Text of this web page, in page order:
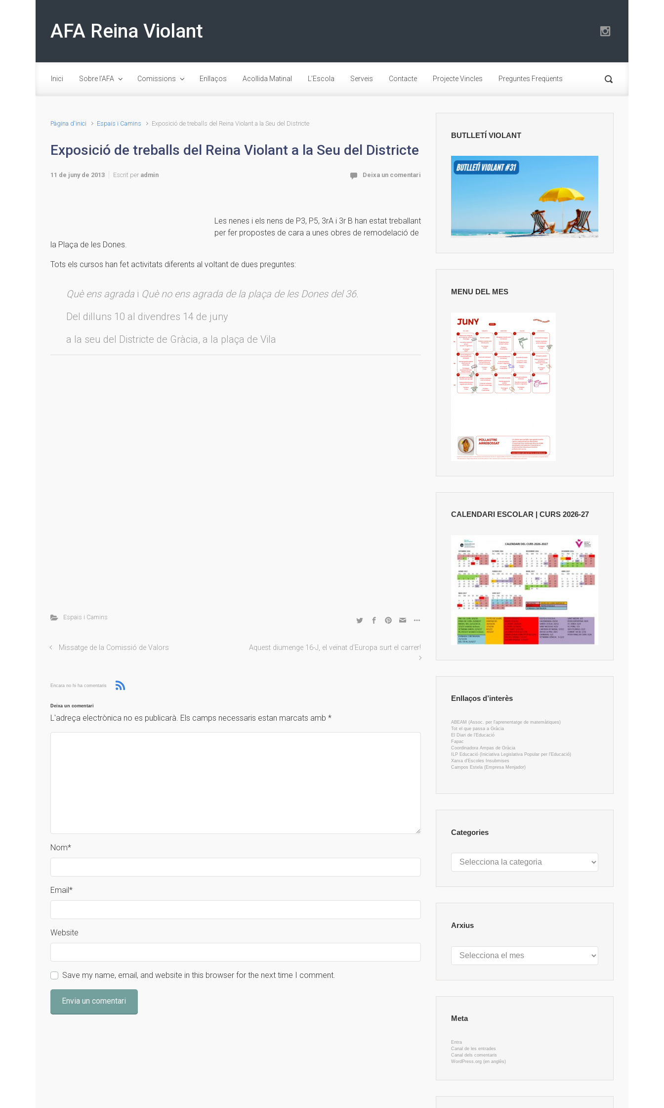
AFA Reina Violant
Inici Sobre l’AFA Comissions Enllaços Acollida Matinal L’Escola Serveis Contacte Projecte Vincles Preguntes Freqüents
Pàgina d'inici Espais i Camins Exposició de treballs del Reina Violant a la Seu del Districte
Exposició de treballs del Reina Violant a la Seu del Districte
11 de juny de 2013 Escrit per admin Deixa un comentari
Les nenes i els nens de P3, P5, 3rA i 3r B han estat treballant
per fer propostes de cara a unes obres de remodelació de
la Plaça de les Dones.
Tots els cursos han fet activitats diferents al voltant de dues preguntes:
Què ens agrada i Què no ens agrada de la plaça de les Dones del 36.
Del dilluns 10 al divendres 14 de juny
a la seu del Districte de Gràcia, a la plaça de Vila
Espais i Camins
Missatge de la Comissió de Valors Aquest diumenge 16-J, el veïnat d'Europa surt el carrer!
Encara no hi ha comentaris
Deixa un comentari
L'adreça electrònica no es publicarà. Els camps necessaris estan marcats amb *
Nom*
Email*
Website
Save my name, email, and website in this browser for the next time I comment.
BUTLLETÍ VIOLANT
MENU DEL MES
CALENDARI ESCOLAR | CURS 2026-27
Enllaços d’interès
ABEAM (Assoc. per l'aprenentatge de matemàtiques)
Tot el que passa a Gràcia
El Diari de l'Educació
Fapac
Coordinadora Ampas de Gràcia
ILP Educació (Iniciativa Legislativa Popular per l'Educació)
Xarxa d'Escoles Insubmises
Campos Estela (Empresa Menjador)
Categories
Categories
Arxius
Arxius
Meta
Entra
Canal de les entrades
Canal dels comentaris
WordPress.org (en anglès)